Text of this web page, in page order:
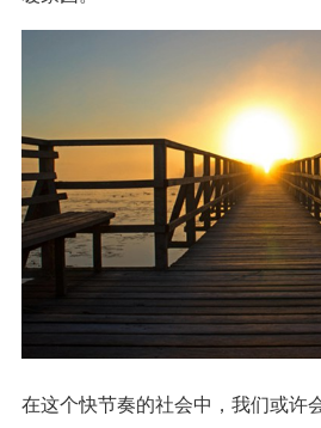
在这个快节奏的社会中，我们或许